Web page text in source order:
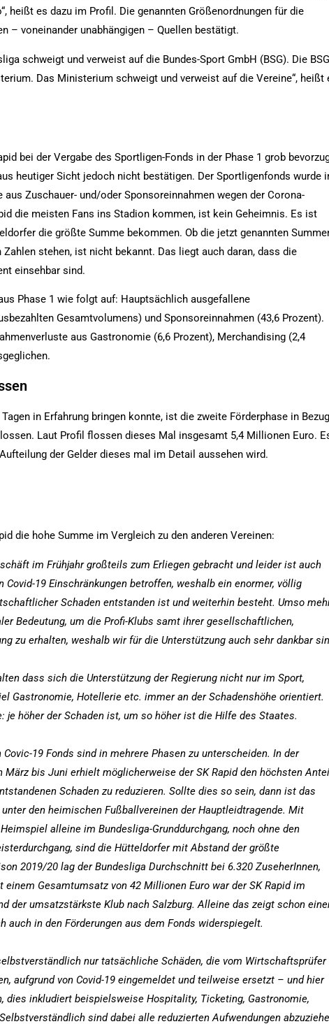
heißt es dazu im Profil. Die genannten Größenordnungen für die
– voneinander unabhängigen – Quellen bestätigt.
schweigt und verweist auf die Bundes-Sport GmbH (BSG). Die BSG
Das Ministerium schweigt und verweist auf die Vereine“, heißt
bei der Vergabe des Sportligen-Fonds in der Phase 1 grob
heutiger Sicht jedoch nicht bestätigen. Der Sportligenfonds wurde
Zuschauer- und/oder Sponsoreinnahmen wegen der Corona-
die meisten Fans ins Stadion kommen, ist kein Geheimnis. Es ist
die größte Summe bekommen. Ob die jetzt genannten
stehen, ist nicht bekannt. Das liegt auch daran, dass die
einsehbar sind.
Phase 1 wie folgt auf: Hauptsächlich ausgefallene
Gesamtvolumens) und Sponsoreinnahmen (43,6 Prozent).
aus Gastronomie (6,6 Prozent), Merchandising (2,4
in Erfahrung bringen konnte, ist die zweite Förderphase in Bezug
Laut Profil flossen dieses Mal insgesamt 5,4 Millionen Euro.
der Gelder dieses mal im Detail aussehen wird.
die hohe Summe im Vergleich zu den anderen Vereinen:
im Frühjahr großteils zum Erliegen gebracht und leider ist auch
19 Einschränkungen betroffen, weshalb ein enormer, völlig
Schaden entstanden ist und weiterhin besteht. Umso
Bedeutung, um die Profi-Klubs samt ihrer gesellschaftlichen,
zu erhalten, weshalb wir für die Unterstützung auch sehr dankbar
dass sich die Unterstützung der Regierung nicht nur im Sport,
Gastronomie, Hotellerie etc. immer an der Schadenshöhe orientiert.
höher der Schaden ist, um so höher ist die Hilfe des Staates.
19 Fonds sind in mehrere Phasen zu unterscheiden. In der
bis Juni erhielt möglicherweise der SK Rapid den höchsten
Schaden zu reduzieren. Sollte dies so sein, dann ist das
den heimischen Fußballvereinen der Hauptleidtragende. Mit
alleine im Bundesliga-Grunddurchgang, noch ohne den
sind die Hütteldorfer mit Abstand der größte
2019/20 lag der Bundesliga Durchschnitt bei 6.320 ZuseherInnen,
Gesamtumsatz von 42 Millionen Euro war der SK Rapid im
der umsatzstärkste Klub nach Salzburg. Alleine das zeigt schon
in den Förderungen aus dem Fonds widerspiegelt.
nur tatsächliche Schäden, die vom Wirtschaftsprüfer
aufgrund von Covid-19 eingemeldet und teilweise ersetzt – und hier
dies inkludiert beispielsweise Hospitality, Ticketing, Gastronomie,
sind dabei alle reduzierten Aufwendungen